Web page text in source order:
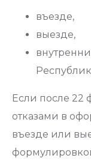
въезде,
выезде,
Если после 22
отказами в
въезде или